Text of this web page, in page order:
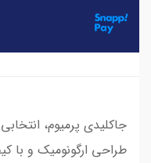
جاکلیدی پرمیوم،
طراحی ارگونومیک و با